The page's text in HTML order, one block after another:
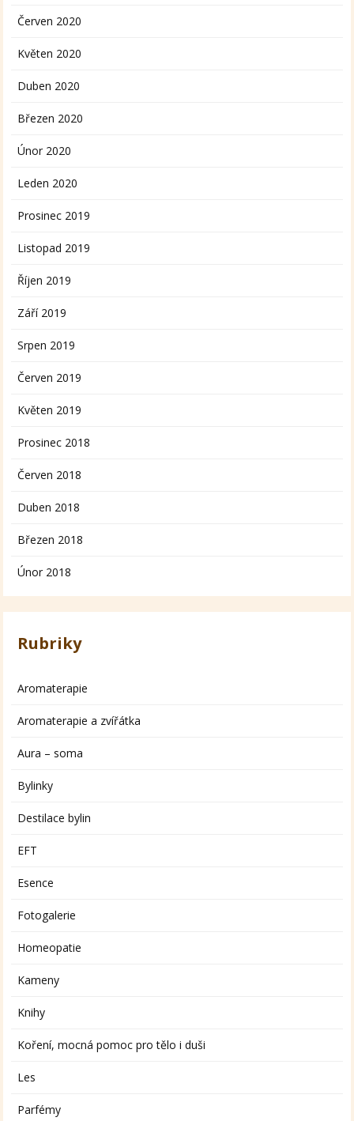
Červen 2020
Květen 2020
Duben 2020
Březen 2020
Únor 2020
Leden 2020
Prosinec 2019
Listopad 2019
Říjen 2019
Září 2019
Srpen 2019
Červen 2019
Květen 2019
Prosinec 2018
Červen 2018
Duben 2018
Březen 2018
Únor 2018
Rubriky
Aromaterapie
Aromaterapie a zvířátka
Aura – soma
Bylinky
Destilace bylin
EFT
Esence
Fotogalerie
Homeopatie
Kameny
Knihy
Koření, mocná pomoc pro tělo i duši
Les
Parfémy